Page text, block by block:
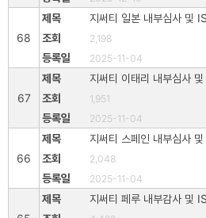
68
지써티 일본 내부심사 및
2,198
2025-11-04
67
지써티 이태리 내부심사
1,951
2025-11-04
66
지써티 스페인 내부심사
2,048
2025-11-04
지써티 페루 내부감사 및